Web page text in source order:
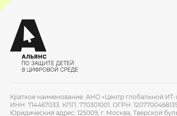
Краткое наименование: АНО «Центр глобальной
ИНН: 714467033. КПП: 770301001. ОГРН:
Юридический адрес: 125009, г. Москва, Тверской